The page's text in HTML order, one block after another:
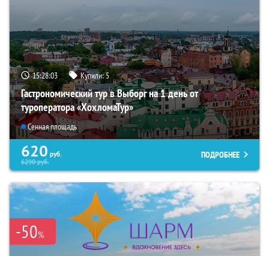
15:28:02 Купили:5
Гастрономический тур в Выборг на 1 день от
туроператора «ХохломаТур»
Сенная площадь
620 руб.
6290руб.
ПОДРОБНЕЕ
-50%